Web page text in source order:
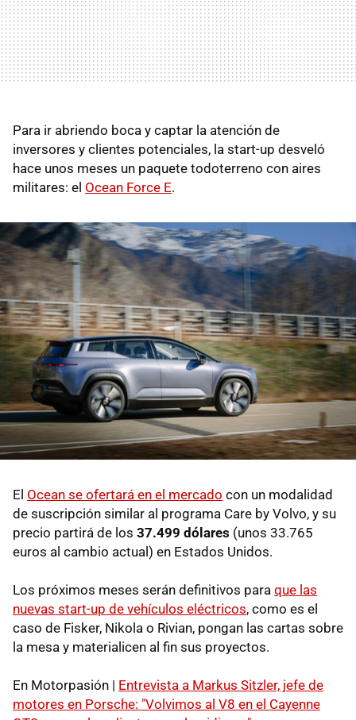
Para ir abriendo boca y captar la atención de
inversores y clientes potenciales, la start-up desveló
hace unos meses un paquete todoterreno con aires
militares: el Ocean Force E.
El Ocean se ofertará en el mercado con un modalidad
de suscripción similar al programa Care by Volvo, y su
precio partirá de los 37.499 dólares (unos 33.765
euros al cambio actual) en Estados Unidos.
Los próximos meses serán definitivos para que las
nuevas start-up de vehículos eléctricos, como es el
caso de Fisker, Nikola o Rivian, pongan las cartas sobre
la mesa y materialicen al fin sus proyectos.
En Motorpasión | Entrevista a Markus Sitzler, jefe de
motores en Porsche: "Volvimos al V8 en el Cayenne